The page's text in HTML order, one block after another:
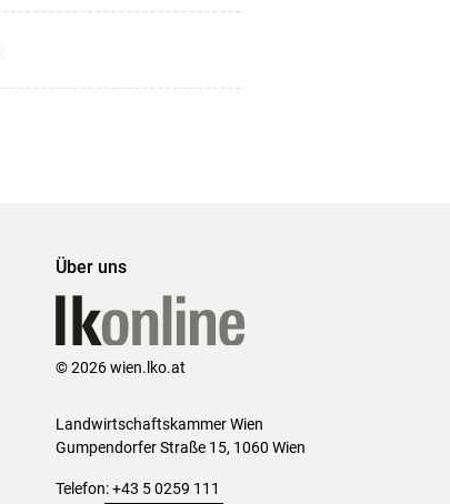
Über uns
© 2026 wien.lko.at
Landwirtschaftskammer Wien
Gumpendorfer Straße 15, 1060 Wien
Telefon: +43 5 0259 111